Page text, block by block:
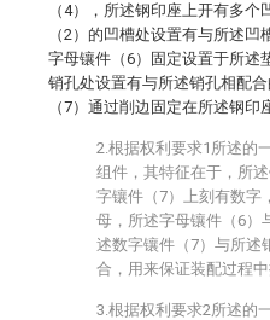
（4），所述钢印座上开有多
（2）的凹槽处设置有与所述
字母镶件（6）固定设置于所述
销孔处设置有与所述销孔相配
（7）通过削边固定在所述钢印
2.根据权利要求1所述的
组件，其特征在于，所
字镶件（7）上刻有数字
母，所述字母镶件（6）
述数字镶件（7）与所述
合，用来保证装配过程
3.根据权利要求2所述的